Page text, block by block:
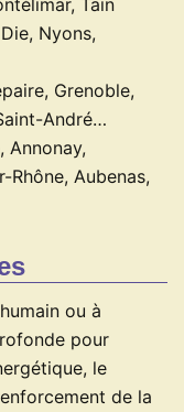
Tain
Nyons,
Grenoble,
André…
Annonay,
Rhône, Aubenas,
ou à
pour
le
de la